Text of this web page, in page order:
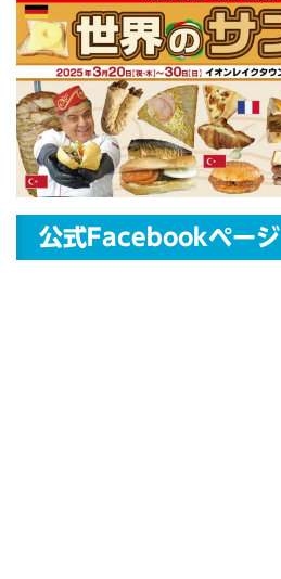
公式Facebookページ